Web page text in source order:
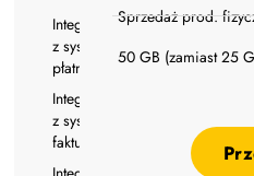
Integracja
z systemami
płatności
Integracja
z systemami
fakturującymi
Sprzedaż prod.
50 GB (zamiast 25